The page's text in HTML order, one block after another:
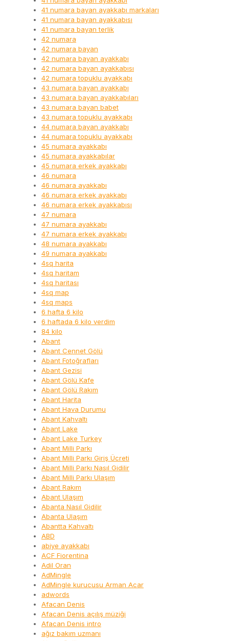
41 numara bayan ayakkabı markaları
41 numara bayan ayakkabısı
41 numara bayan terlik
42 numara
42 numara bayan
42 numara bayan ayakkabı
42 numara bayan ayakkabısı
42 numara topuklu ayakkabı
43 numara bayan ayakkabı
43 numara bayan ayakkabıları
43 numara bayan babet
43 numara topuklu ayakkabı
44 numara bayan ayakkabı
44 numara topuklu ayakkabı
45 numara ayakkabı
45 numara ayakkabılar
45 numara erkek ayakkabı
46 numara
46 numara ayakkabı
46 numara erkek ayakkabı
46 numara erkek ayakkabısı
47 numara
47 numara ayakkabı
47 numara erkek ayakkabı
48 numara ayakkabı
49 numara ayakkabı
4sq harita
4sq haritam
4sq haritası
4sq map
4sq maps
6 hafta 6 kilo
6 haftada 6 kilo verdim
84 kilo
Abant
Abant Cennet Gölü
Abant Fotoğrafları
Abant Gezisi
Abant Gölü Kafe
Abant Gölü Rakım
Abant Harita
Abant Hava Durumu
Abant Kahvaltı
Abant Lake
Abant Lake Turkey
Abant Milli Parkı
Abant Milli Parkı Giriş Ücreti
Abant Milli Parkı Nasıl Gidilir
Abant Milli Parkı Ulaşım
Abant Rakım
Abant Ulaşım
Abanta Nasıl Gidilir
Abanta Ulaşım
Abantta Kahvaltı
ABD
abiye ayakkabı
ACF Fiorentina
Adil Oran
AdMingle
AdMingle kurucusu Arman Acar
adwords
Afacan Denis
Afacan Denis açılış müziği
Afacan Denis intro
ağız bakım uzmanı